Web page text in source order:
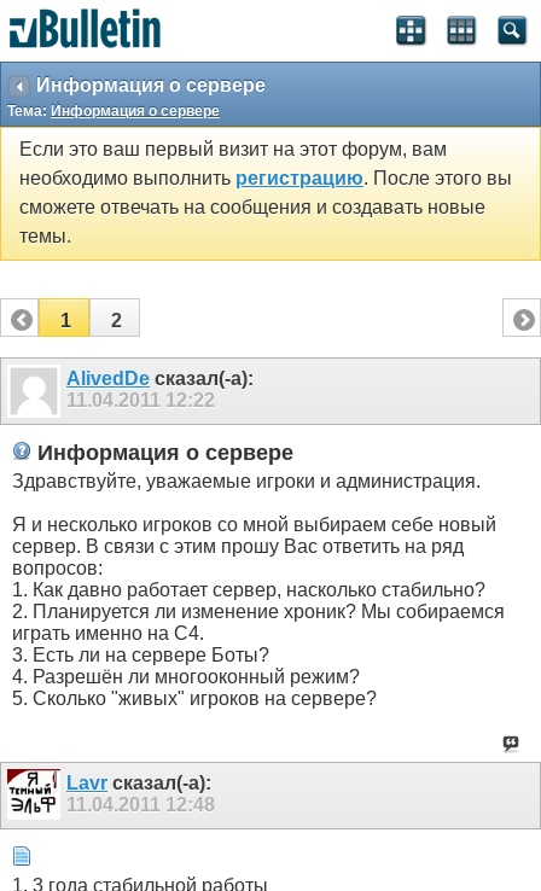
Информация о сервере
Тема: Информация о сервере
Если это ваш первый визит на этот форум, вам
необходимо выполнить регистрацию. После этого вы
сможете отвечать на сообщения и создавать новые
темы.
1 2
AlivedDe сказал(-а):
11.04.2011 12:22
Информация о сервере
Здравствуйте, уважаемые игроки и администрация.
Я и несколько игроков со мной выбираем себе новый
сервер. В связи с этим прошу Вас ответить на ряд
вопросов:
1. Как давно работает сервер, насколько стабильно?
2. Планируется ли изменение хроник? Мы собираемся
играть именно на C4.
3. Есть ли на сервере Боты?
4. Разрешён ли многооконный режим?
5. Сколько "живых" игроков на сервере?
Lavr сказал(-а):
11.04.2011 12:48
1. 3 года стабильной работы